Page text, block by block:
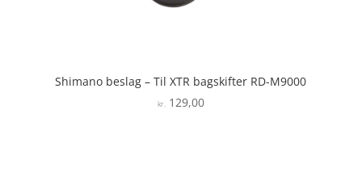
Shimano beslag – Til XTR bagskifter RD-M9000
kr. 129,00